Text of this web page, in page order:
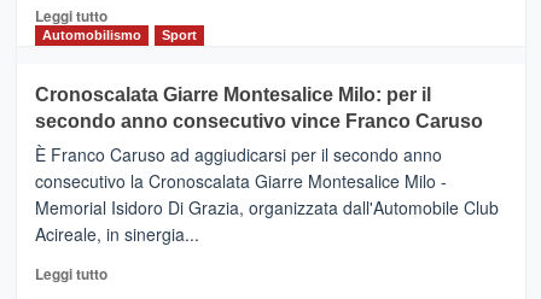
Gusto,
il
tra
sapori
vicoli
medievali
Leggi tuttoLeggi
di
Mondello
(Palermo)
–
“E
adesso
Pasta
–
Sicilia
Automobilismo Sport
Cronoscalata Giarre Montesalice Milo: per il
secondo anno consecutivo vince Franco Caruso
È Franco Caruso ad aggiudicarsi per il secondo anno
consecutivo la Cronoscalata Giarre Montesalice Milo -
Memorial Isidoro Di Grazia, organizzata dall'Automobile Club
Acireale, in sinergia...
Leggi tuttoLeggi